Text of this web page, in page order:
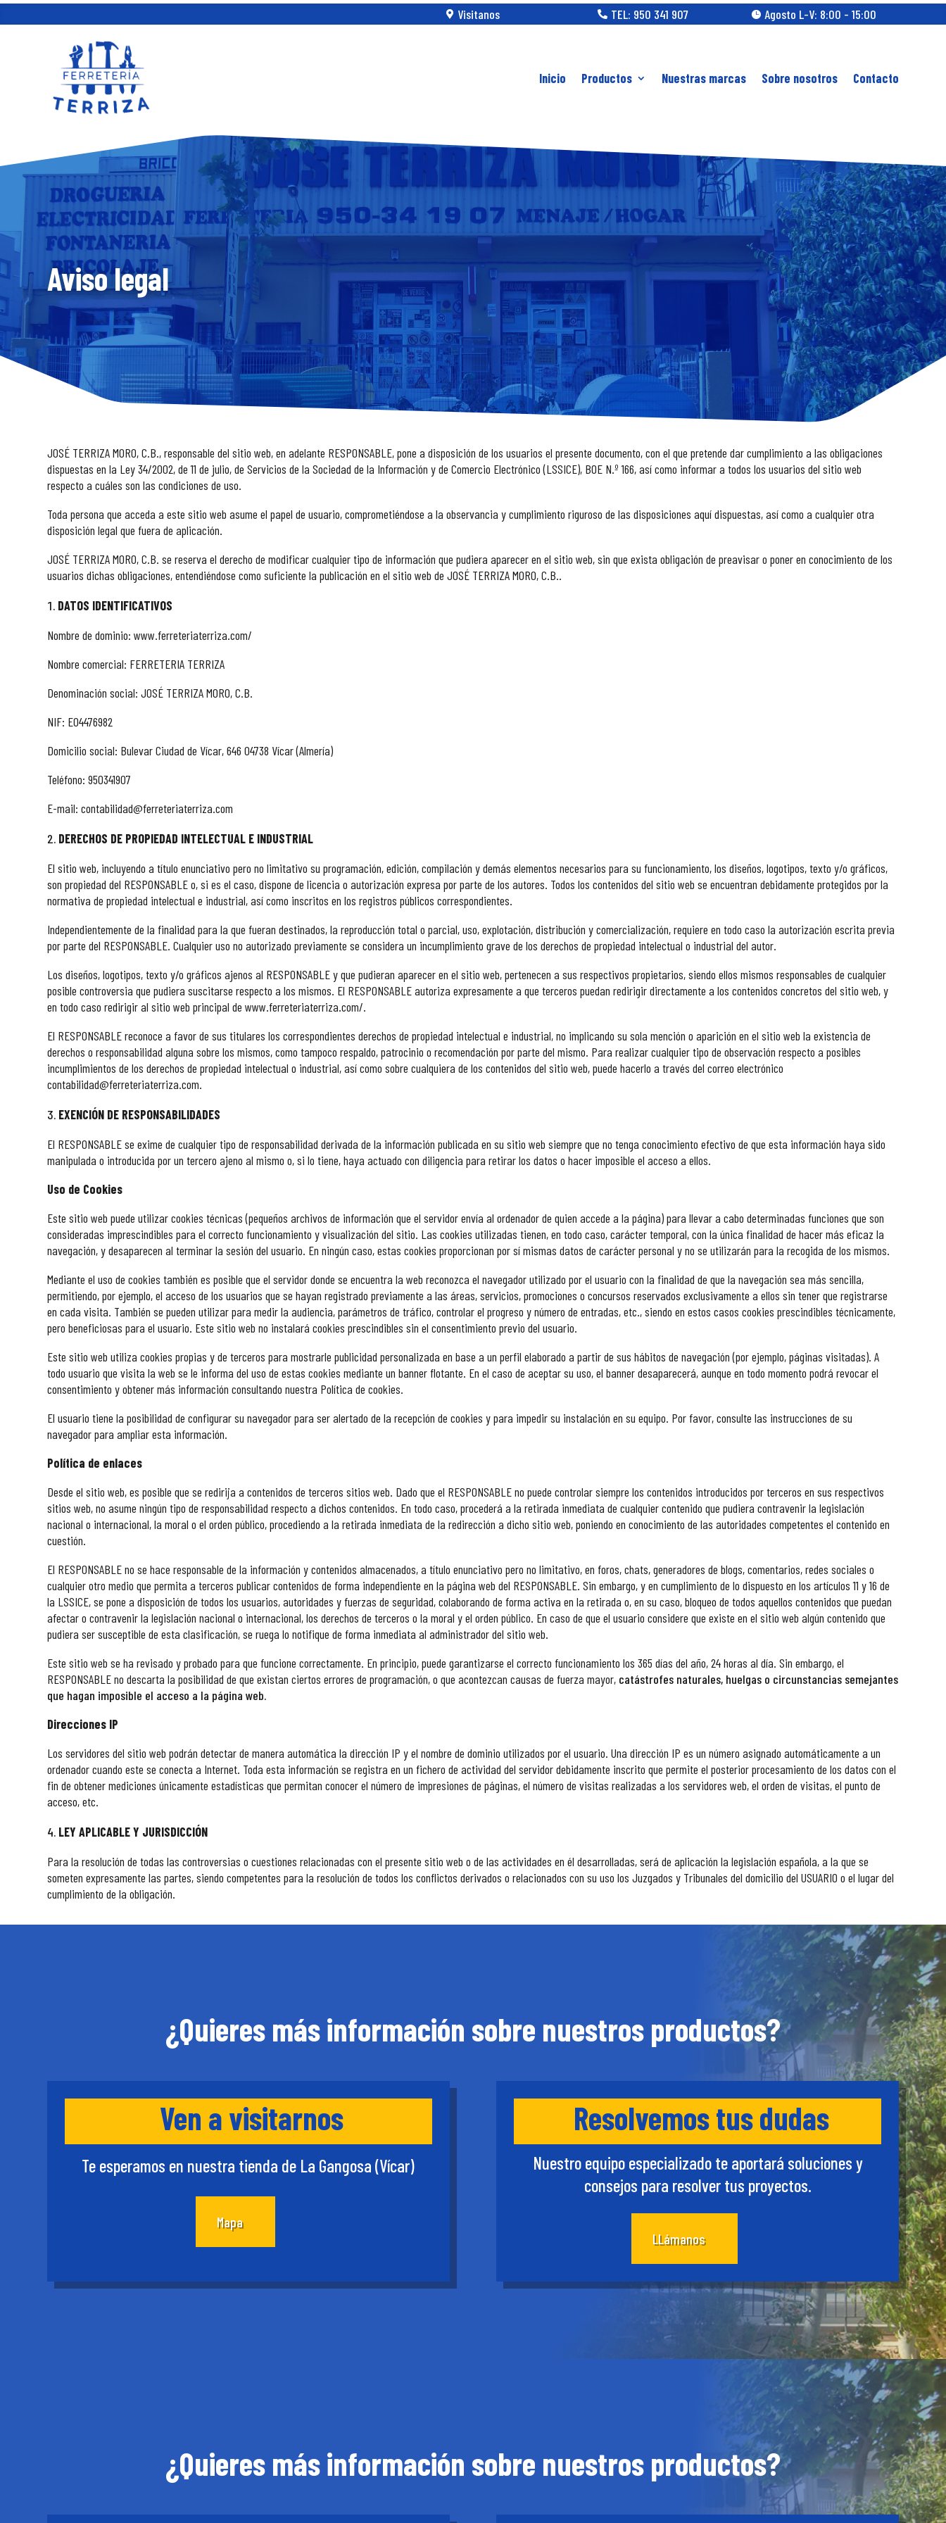
 Visitanos  TEL: 950 341 907  Agosto L-V: 8:00 - 15:00
Inicio Productos Nuestras marcas Sobre nosotros Contacto
Aviso legal
JOSÉ TERRIZA MORO, C.B., responsable del sitio web, en adelante RESPONSABLE, pone a disposición de los usuarios el presente documento, con el que pretende dar cumplimiento a las obligaciones
dispuestas en la Ley 34/2002, de 11 de julio, de Servicios de la Sociedad de la Información y de Comercio Electrónico (LSSICE), BOE N.º 166, así como informar a todos los usuarios del sitio web
respecto a cuáles son las condiciones de uso.
Toda persona que acceda a este sitio web asume el papel de usuario, comprometiéndose a la observancia y cumplimiento riguroso de las disposiciones aquí dispuestas, así como a cualquier otra
disposición legal que fuera de aplicación.
JOSÉ TERRIZA MORO, C.B. se reserva el derecho de modificar cualquier tipo de información que pudiera aparecer en el sitio web, sin que exista obligación de preavisar o poner en conocimiento de los
usuarios dichas obligaciones, entendiéndose como suficiente la publicación en el sitio web de JOSÉ TERRIZA MORO, C.B..
DATOS IDENTIFICATIVOS
Nombre de dominio: www.ferreteriaterriza.com/
Nombre comercial: FERRETERIA TERRIZA
Denominación social: JOSÉ TERRIZA MORO, C.B.
NIF: E04476982
Domicilio social: Bulevar Ciudad de Vícar, 646 04738 Vícar (Almería)
Teléfono: 950341907
E-mail: contabilidad@ferreteriaterriza.com
DERECHOS DE PROPIEDAD INTELECTUAL E INDUSTRIAL
El sitio web, incluyendo a título enunciativo pero no limitativo su programación, edición, compilación y demás elementos necesarios para su funcionamiento, los diseños, logotipos, texto y/o gráficos,
son propiedad del RESPONSABLE o, si es el caso, dispone de licencia o autorización expresa por parte de los autores. Todos los contenidos del sitio web se encuentran debidamente protegidos por la
normativa de propiedad intelectual e industrial, así como inscritos en los registros públicos correspondientes.
Independientemente de la finalidad para la que fueran destinados, la reproducción total o parcial, uso, explotación, distribución y comercialización, requiere en todo caso la autorización escrita previa
por parte del RESPONSABLE. Cualquier uso no autorizado previamente se considera un incumplimiento grave de los derechos de propiedad intelectual o industrial del autor.
Los diseños, logotipos, texto y/o gráficos ajenos al RESPONSABLE y que pudieran aparecer en el sitio web, pertenecen a sus respectivos propietarios, siendo ellos mismos responsables de cualquier
posible controversia que pudiera suscitarse respecto a los mismos. El RESPONSABLE autoriza expresamente a que terceros puedan redirigir directamente a los contenidos concretos del sitio web, y
en todo caso redirigir al sitio web principal de www.ferreteriaterriza.com/.
El RESPONSABLE reconoce a favor de sus titulares los correspondientes derechos de propiedad intelectual e industrial, no implicando su sola mención o aparición en el sitio web la existencia de
derechos o responsabilidad alguna sobre los mismos, como tampoco respaldo, patrocinio o recomendación por parte del mismo. Para realizar cualquier tipo de observación respecto a posibles
incumplimientos de los derechos de propiedad intelectual o industrial, así como sobre cualquiera de los contenidos del sitio web, puede hacerlo a través del correo electrónico
contabilidad@ferreteriaterriza.com.
EXENCIÓN DE RESPONSABILIDADES
El RESPONSABLE se exime de cualquier tipo de responsabilidad derivada de la información publicada en su sitio web siempre que no tenga conocimiento efectivo de que esta información haya sido
manipulada o introducida por un tercero ajeno al mismo o, si lo tiene, haya actuado con diligencia para retirar los datos o hacer imposible el acceso a ellos.
Uso de Cookies
Este sitio web puede utilizar cookies técnicas (pequeños archivos de información que el servidor envía al ordenador de quien accede a la página) para llevar a cabo determinadas funciones que son
consideradas imprescindibles para el correcto funcionamiento y visualización del sitio. Las cookies utilizadas tienen, en todo caso, carácter temporal, con la única finalidad de hacer más eficaz la
navegación, y desaparecen al terminar la sesión del usuario. En ningún caso, estas cookies proporcionan por sí mismas datos de carácter personal y no se utilizarán para la recogida de los mismos.
Mediante el uso de cookies también es posible que el servidor donde se encuentra la web reconozca el navegador utilizado por el usuario con la finalidad de que la navegación sea más sencilla,
permitiendo, por ejemplo, el acceso de los usuarios que se hayan registrado previamente a las áreas, servicios, promociones o concursos reservados exclusivamente a ellos sin tener que registrarse
en cada visita. También se pueden utilizar para medir la audiencia, parámetros de tráfico, controlar el progreso y número de entradas, etc., siendo en estos casos cookies prescindibles técnicamente,
pero beneficiosas para el usuario. Este sitio web no instalarácookiesprescindibles sin el consentimiento previo del usuario.
Este sitio web utiliza cookies propias y de terceros para mostrarle publicidad personalizada en base a un perfil elaborado a partir de sus hábitos de navegación (por ejemplo, páginas visitadas). A
todo usuario que visita la web se le informa del uso de estas cookies mediante un banner flotante. En el caso de aceptar su uso, el banner desaparecerá, aunque en todo momento podrá revocar el
consentimiento y obtener más información consultando nuestra Política de cookies.
El usuario tiene la posibilidad de configurar su navegador para ser alertado de la recepción de cookies y para impedir su instalación en su equipo. Por favor, consulte las instrucciones de su
navegador para ampliar esta información.
Política de enlaces
Desde el sitio web, es posible que se redirija a contenidos de terceros sitios web. Dado que el RESPONSABLE no puede controlar siempre los contenidos introducidos por terceros en sus respectivos
sitios web, no asume ningún tipo de responsabilidad respecto a dichos contenidos. En todo caso, procederá a la retirada inmediata de cualquier contenido que pudiera contravenir la legislación
nacional o internacional, la moral o el orden público, procediendo a la retirada inmediata de la redirección a dicho sitio web, poniendo en conocimiento de las autoridades competentes el contenido en
cuestión.
El RESPONSABLE no se hace responsable de la información y contenidos almacenados, a título enunciativo pero no limitativo, en foros, chats, generadores de blogs, comentarios, redes sociales o
cualquier otro medio que permita a terceros publicar contenidos de forma independiente en la página web del RESPONSABLE. Sin embargo, y en cumplimiento de lo dispuesto en los artículos 11 y 16 de
la LSSICE, se pone a disposición de todos los usuarios, autoridades y fuerzas de seguridad, colaborando de forma activa en la retirada o, en su caso, bloqueo de todos aquellos contenidos que puedan
afectar o contravenir la legislación nacional o internacional, los derechos de terceros o la moral y el orden público. En caso de que el usuario considere que existe en el sitio web algún contenido que
pudiera ser susceptible de esta clasificación, se ruega lo notifique de forma inmediata al administrador del sitio web.
Este sitio web se ha revisado y probado para que funcione correctamente. En principio, puede garantizarse el correcto funcionamiento los 365 días del año, 24 horas al día. Sin embargo, el
RESPONSABLE no descarta la posibilidad de que existan ciertos errores de programación, o que acontezcan causas de fuerza mayor, catástrofes naturales, huelgas o circunstancias semejantes
que hagan imposible el acceso a la página web.
Direcciones IP
Los servidores del sitio web podrán detectar de manera automática la dirección IP y el nombre de dominio utilizados por el usuario. Una dirección IP es un número asignado automáticamente a un
ordenador cuando este se conecta a Internet. Toda esta información se registra en un fichero de actividad del servidor debidamente inscrito que permite el posterior procesamiento de los datos con el
fin de obtener mediciones únicamente estadísticas que permitan conocer el número de impresiones de páginas, el número de visitas realizadas a los servidores web, el orden de visitas, el punto de
acceso, etc.
LEY APLICABLE Y JURISDICCIÓN
Para la resolución de todas las controversias o cuestiones relacionadas con el presente sitio web o de las actividades en él desarrolladas, será de aplicación la legislación española, a la que se
someten expresamente las partes, siendo competentes para la resolución de todos los conflictos derivados o relacionados con su uso los Juzgados y Tribunales del domicilio del USUARIO o el lugar del
cumplimiento de la obligación.
¿Quieres más información sobre nuestros productos?
Ven a visitarnos
Te esperamos en nuestra tienda de La Gangosa (Vícar)
Mapa
Resolvemos tus dudas
Nuestro equipo especializado te aportará soluciones y
consejos para resolver tus proyectos.
LLámanos
¿Quieres más información sobre nuestros productos?